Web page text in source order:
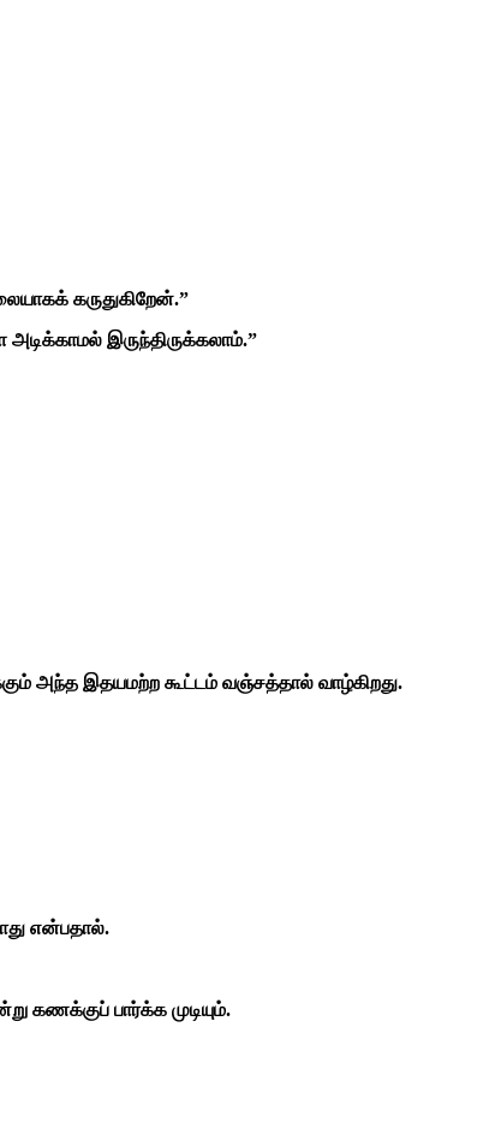
கருதுகிறேன்.”
இருந்திருக்கலாம்.”
அந்த இதயமற்ற கூட்டம் வஞ்சத்தால் வாழ்கிறது.
என்பதால்.
கணக்குப் பார்க்க முடியும்.